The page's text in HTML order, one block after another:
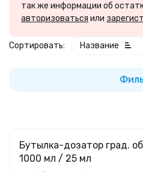
так же информации об
авторизоваться или
Сортировать: Название
Бутылка-дозатор град.
1000 мл / 25 мл